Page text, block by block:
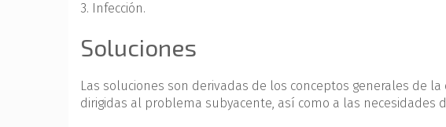
3. Infección.
Soluciones
Las soluciones son derivadas de los conceptos generales de
dirigidas al problema subyacente, así como a las necesidades